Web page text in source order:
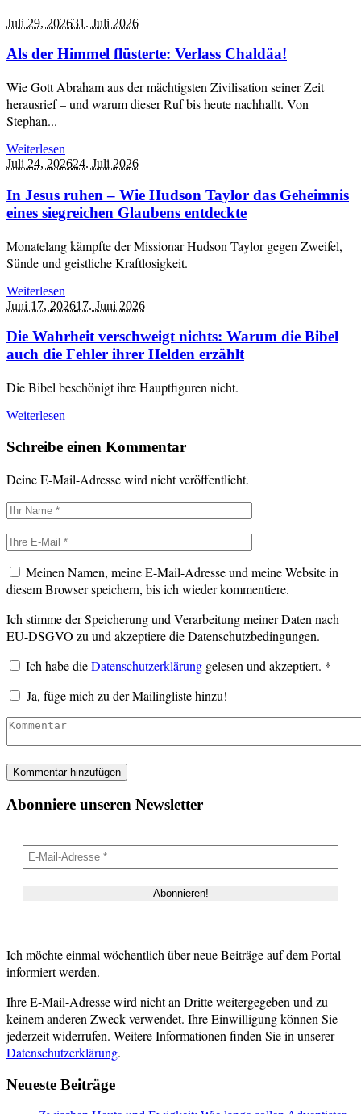
Juli 29, 202631. Juli 2026
Als der Himmel flüsterte: Verlass Chaldäa!
Wie Gott Abraham aus der mächtigsten Zivilisation seiner Zeit
herausrief – und warum dieser Ruf bis heute nachhallt. Von
Stephan...
Weiterlesen
Juli 24, 202624. Juli 2026
In Jesus ruhen – Wie Hudson Taylor das Geheimnis
eines siegreichen Glaubens entdeckte
Monatelang kämpfte der Missionar Hudson Taylor gegen Zweifel,
Sünde und geistliche Kraftlosigkeit.
Weiterlesen
Juni 17, 202617. Juni 2026
Die Wahrheit verschweigt nichts: Warum die Bibel
auch die Fehler ihrer Helden erzählt
Die Bibel beschönigt ihre Hauptfiguren nicht.
Weiterlesen
Schreibe einen Kommentar
Deine E-Mail-Adresse wird nicht veröffentlicht.
Meinen Namen, meine E-Mail-Adresse und meine Website in
diesem Browser speichern, bis ich wieder kommentiere.
Ich stimme der Speicherung und Verarbeitung meiner Daten nach
EU-DSGVO zu und akzeptiere die Datenschutzbedingungen.
Ich habe dieDatenschutzerklärung gelesen und akzeptiert. *
Ja, füge mich zu der Mailingliste hinzu!
Abonniere unseren Newsletter
Ich möchte einmal wöchentlich über neue Beiträge auf dem Portal
informiert werden.
Ihre E-Mail-Adresse wird nicht an Dritte weitergegeben und zu
keinem anderen Zweck verwendet. Ihre Einwilligung können Sie
jederzeit widerrufen. Weitere Informationen finden Sie in unserer
Datenschutzerklärung.
Neueste Beiträge